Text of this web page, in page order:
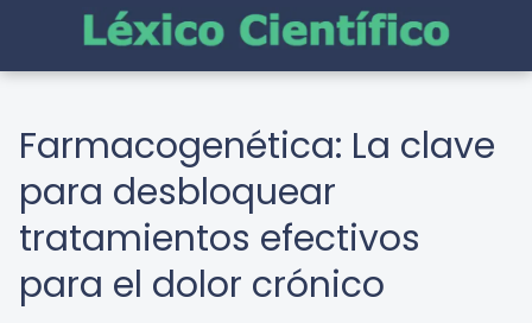
Farmacogenética: La clave
para desbloquear
tratamientos efectivos
para el dolor crónico